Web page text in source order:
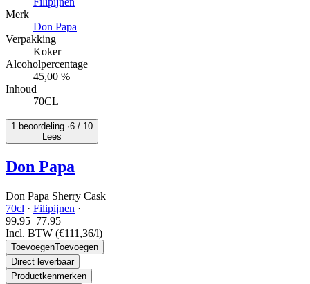
Merk
Don Papa
Verpakking
Koker
Alcoholpercentage
45,00 %
Inhoud
70CL
1 beoordeling ·6 / 10
Lees
Don Papa
Don Papa Sherry Cask
70cl · Filipijnen ·
99.95 77.95
Incl. BTW (€111,36/l)
ToevoegenToevoegen
Direct leverbaar
Productkenmerken